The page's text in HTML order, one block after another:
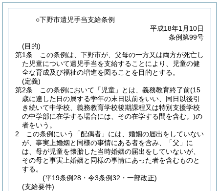
○下野市遺児手当支給条例
平成18年1月10日
条例第99号
(目的)
第1条
この条例は、下野市が、父母の一方又は両方が死亡し
た児童について遺児手当を支給することにより、児童の健
全な育成及び福祉の増進を図ることを目的とする。
(定義)
第2条
この条例において「児童」とは、義務教育終了前(15
歳に達した日の属する学年の末日以前をいい、同日以後引
き続いて中学校、義務教育学校後期課程又は特別支援学校
の中学部に在学する場合には、その在学する間を含む。)の
者をいう。
2
この条例にいう「配偶者」には、婚姻の届出をしていない
が、事実上婚姻と同様の事情にある者を含み、「父」に
は、母が児童を懐胎した当時婚姻の届出をしていないが、
その母と事実上婚姻と同様の事情にあった者を含むものと
する。
(平19条例28・令3条例32・一部改正)
(支給要件)